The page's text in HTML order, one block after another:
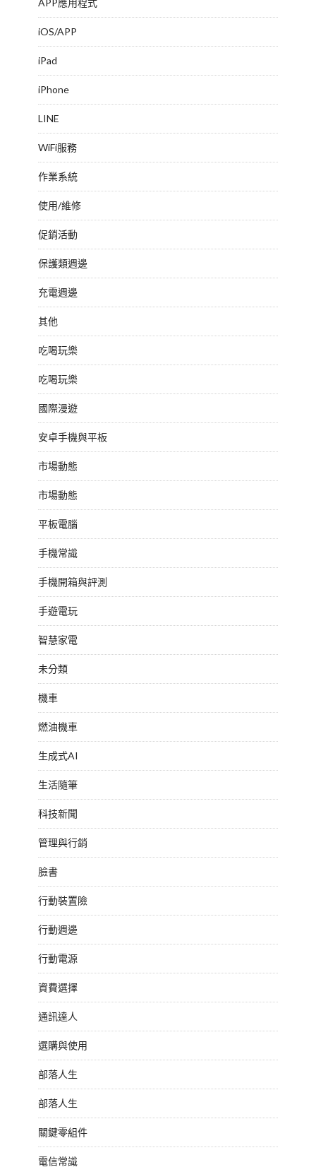
APP應用程式
iOS/APP
iPad
iPhone
LINE
WiFi服務
作業系統
使用/維修
促銷活動
保護類週邊
充電週邊
其他
吃喝玩樂
吃喝玩樂
國際漫遊
安卓手機與平板
市場動態
市場動態
平板電腦
手機常識
手機開箱與評測
手遊電玩
智慧家電
未分類
機車
燃油機車
生成式AI
生活隨筆
科技新聞
管理與行銷
臉書
行動裝置險
行動週邊
行動電源
資費選擇
通訊達人
選購與使用
部落人生
部落人生
關鍵零組件
電信常識